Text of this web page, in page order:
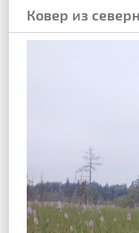
Ковер из